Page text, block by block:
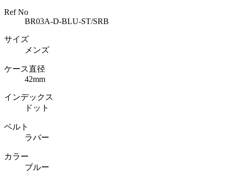
Ref No
BR03A-D-BLU-ST/SRB
サイズ
メンズ
ケース直径
42mm
インデックス
ドット
ベルト
ラバー
カラー
ブルー